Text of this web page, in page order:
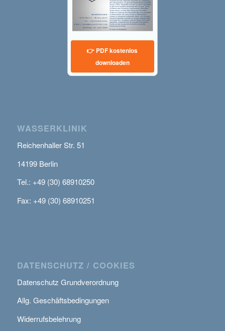
👉 PDF kostenlos
downloaden
WASSERKLINIK
Reichenhaller Str. 51
14199 Berlin
Tel.: +49 (30) 68910250
Fax: +49 (30) 68910251
DATENSCHUTZ / COOKIES
Datenschutz Grundverordnung
Allg. Geschäftsbedingungen
Widerrufsbelehrung